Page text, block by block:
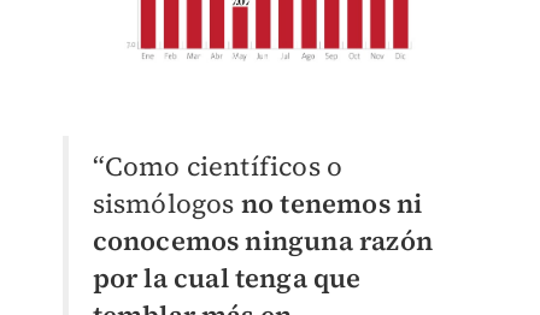
“Como científicos o
sismólogos no tenemos ni
conocemos ninguna razón
por la cual tenga que